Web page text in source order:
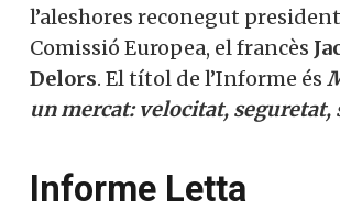
l’aleshores reconegut
Comissió Europea, el francès
Delors. El títol de l’Informe és
un mercat: velocitat,
Informe Letta